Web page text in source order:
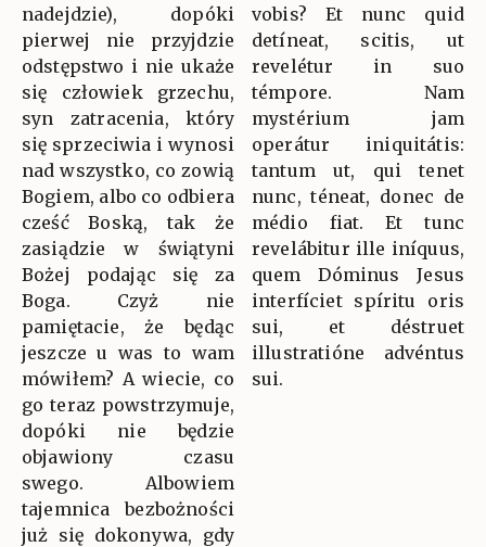
nadejdzie), dopóki
pierwej nie przyjdzie
odstępstwo i nie ukaże
się człowiek grzechu,
syn zatracenia, który
się sprzeciwia i wynosi
nad wszystko, co zowią
Bogiem, albo co odbiera
cześć Boską, tak że
zasiądzie w świątyni
Bożej podając się za
Boga. Czyż nie
pamiętacie, że będąc
jeszcze u was to wam
mówiłem? A wiecie, co
go teraz powstrzymuje,
dopóki nie będzie
objawiony czasu
swego. Albowiem
tajemnica bezbożności
już się dokonywa, gdy
vobis? Et nunc quid
detíneat, scitis, ut
revelétur in suo
témpore. Nam
mystérium jam
operátur iniquitátis:
tantum ut, qui tenet
nunc, téneat, donec de
médio fiat. Et tunc
revelábitur ille iníquus,
quem Dóminus Jesus
interfíciet spíritu oris
sui, et déstruet
illustratióne advéntus
sui.